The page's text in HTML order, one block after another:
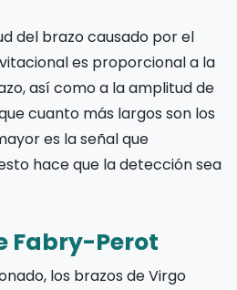
del brazo causado por el
es proporcional a la
así como a la amplitud de
cuanto más largos son los
es la señal que
hace que la detección sea
Fabry-Perot
los brazos de Virgo